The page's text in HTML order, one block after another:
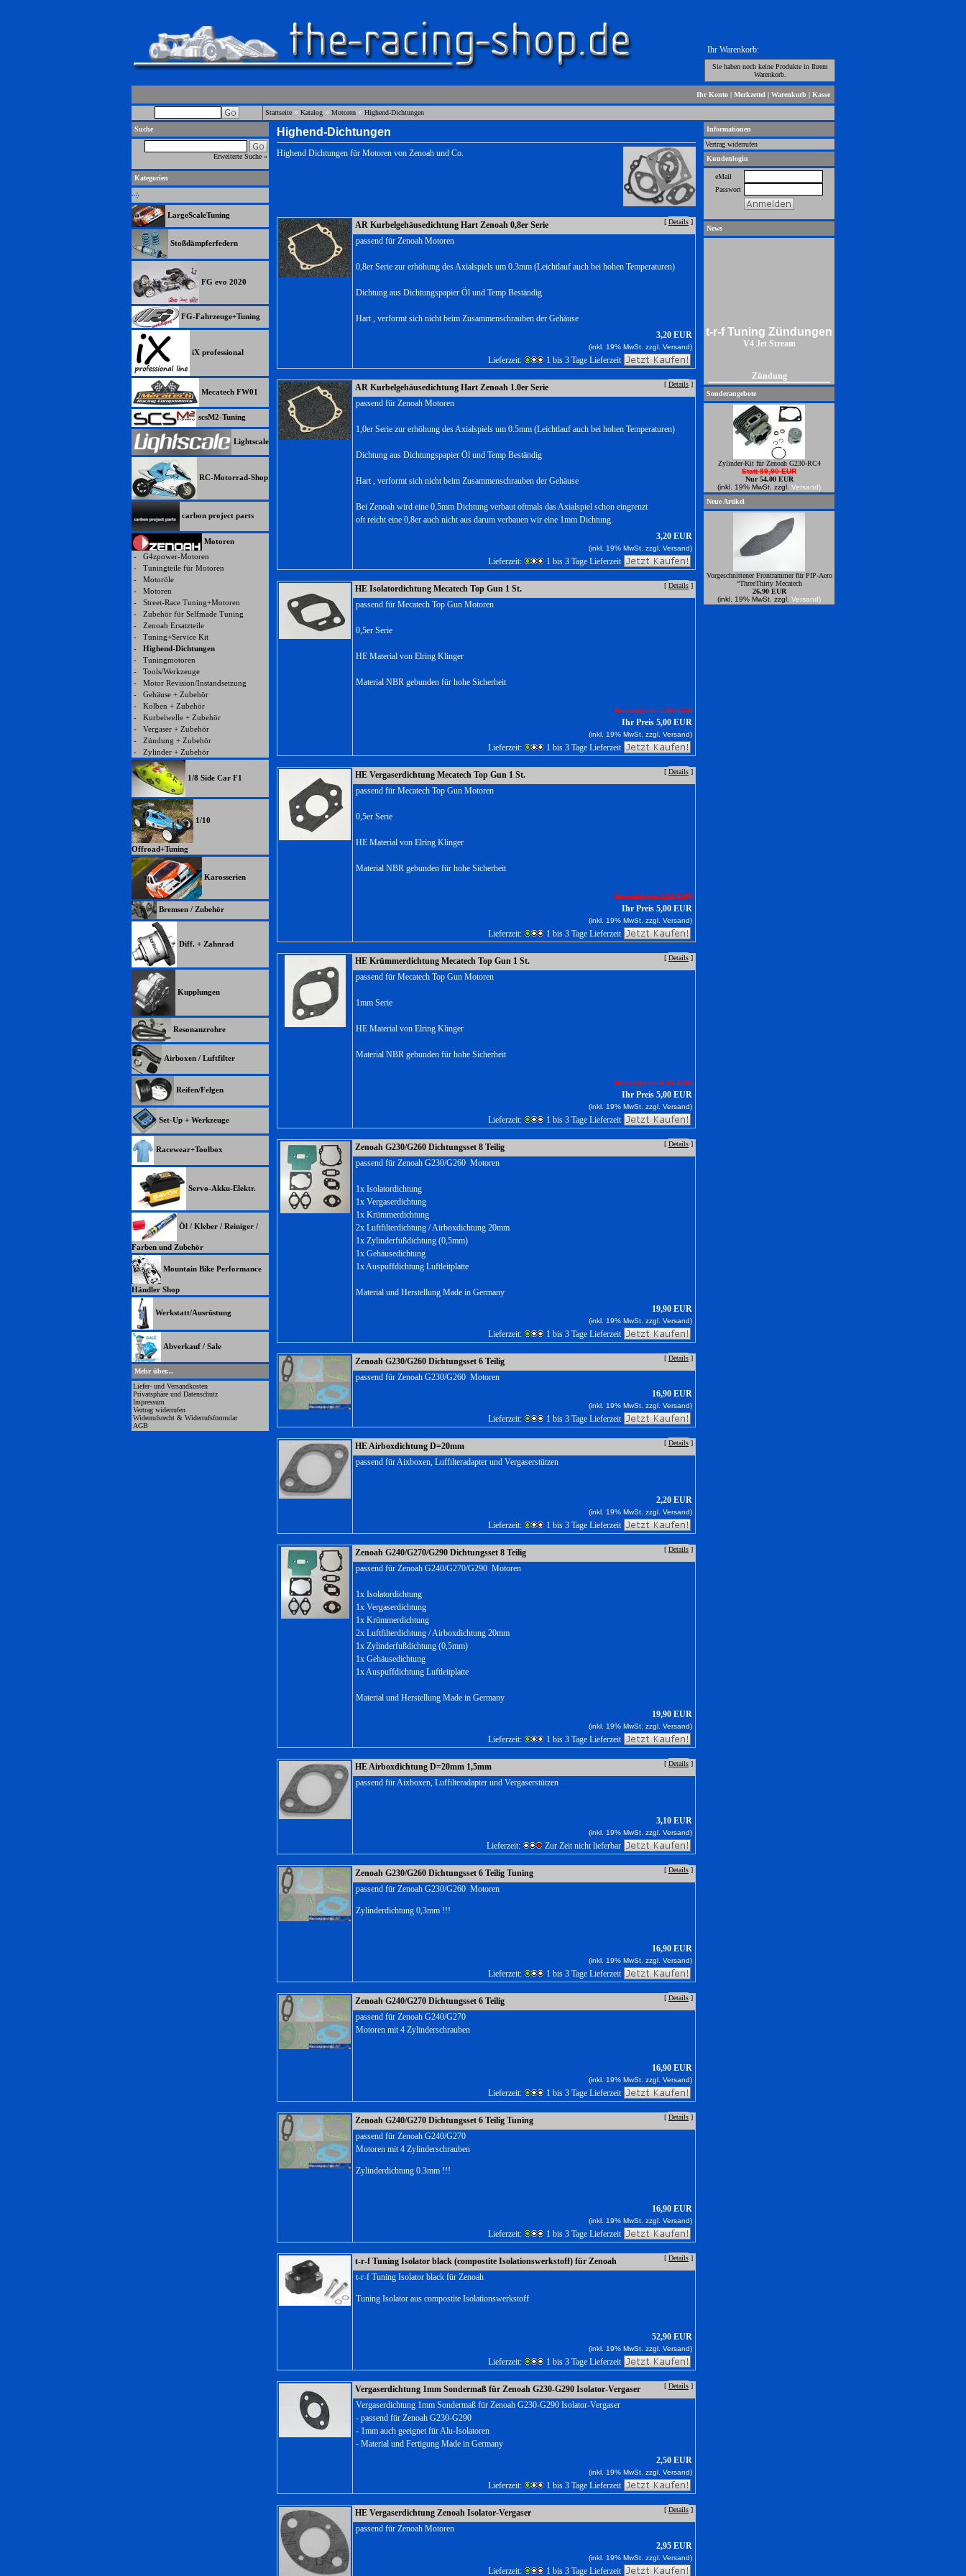
Ihr Warenkorb:
Sie haben noch keine Produkte in Ihrem
Warenkorb.
Ihr Konto | Merkzettel | Warenkorb | Kasse
Startseite » Katalog » Motoren » Highend-Dichtungen
Suche
Erweiterte Suche »
Kategorien
LargeScaleTuning
Stoßdämpferfedern
FG evo 2020
FG-Fahrzeuge+Tuning
iX professional
Mecatech FW01
scsM2-Tuning
Lightscale
RC-Motorrad-Shop
carbon project parts
Motoren
- G4zpower-Motoren
- Tuningteile für Motoren
- Motoröle
- Motoren
- Street-Race Tuning+Motoren
- Zubehör für Selfmade Tuning
- Zenoah Ersatzteile
- Tuning+Service Kit
- Highend-Dichtungen
- Tuningmotoren
- Tools/Werkzeuge
- Motor Revision/Instandsetzung
- Gehäuse + Zubehör
- Kolben + Zubehör
- Kurbelwelle + Zubehör
- Vergaser + Zubehör
- Zündung + Zubehör
- Zylinder + Zubehör
1/8 Side Car F1
1/10
Offroad+Tuning
Karosserien
Bremsen / Zubehör
Diff. + Zahnrad
Kupplungen
Resonanzrohre
Airboxen / Luftfilter
Reifen/Felgen
Set-Up + Werkzeuge
Racewear+Toolbox
Servo-Akku-Elektr.
Öl / Kleber / Reiniger /
Farben und Zubehör
Mountain Bike Performance
Händler Shop
Werkstatt/Ausrüstung
Abverkauf / Sale
Mehr über...
Liefer- und Versandkosten
Privatsphäre und Datenschutz
Impressum
Vertrag widerrufen
Widerrufsrecht & Widerrufsformular
AGB
Highend-Dichtungen
Highend Dichtungen für Motoren von Zenoah und Co.
AR Kurbelgehäusedichtung Hart Zenoah 0,8er Serie [ Details ]
passend für Zenoah Motoren
0,8er Serie zur erhöhung des Axialspiels um 0.3mm (Leichtlauf auch bei hohen Temperaturen)
Dichtung aus Dichtungspapier Öl und Temp Beständig
Hart , verformt sich nicht beim Zusammenschrauben der Gehäuse
3,20 EUR
(inkl. 19% MwSt. zzgl. Versand)
Lieferzeit: 1 bis 3 Tage Lieferzeit
AR Kurbelgehäusedichtung Hart Zenoah 1.0er Serie [ Details ]
passend für Zenoah Motoren
1,0er Serie zur erhöhung des Axialspiels um 0.5mm (Leichtlauf auch bei hohen Temperaturen)
Dichtung aus Dichtungspapier Öl und Temp Beständig
Hart , verformt sich nicht beim Zusammenschrauben der Gehäuse
Bei Zenoah wird eine 0,5mm Dichtung verbaut oftmals das Axialspiel schon eingrenzt
oft reicht eine 0,8er auch nicht aus darum verbauen wir eine 1mm Dichtung.
3,20 EUR
(inkl. 19% MwSt. zzgl. Versand)
Lieferzeit: 1 bis 3 Tage Lieferzeit
HE Isolatordichtung Mecatech Top Gun 1 St. [ Details ]
passend für Mecatech Top Gun Motoren
0,5er Serie
HE Material von Elring Klinger
Material NBR gebunden für hohe Sicherheit
Normalpreis 2,80 EUR
Ihr Preis 5,00 EUR
(inkl. 19% MwSt. zzgl. Versand)
Lieferzeit: 1 bis 3 Tage Lieferzeit
HE Vergaserdichtung Mecatech Top Gun 1 St. [ Details ]
passend für Mecatech Top Gun Motoren
0,5er Serie
HE Material von Elring Klinger
Material NBR gebunden für hohe Sicherheit
Normalpreis 2,80 EUR
Ihr Preis 5,00 EUR
(inkl. 19% MwSt. zzgl. Versand)
Lieferzeit: 1 bis 3 Tage Lieferzeit
HE Krümmerdichtung Mecatech Top Gun 1 St. [ Details ]
passend für Mecatech Top Gun Motoren
1mm Serie
HE Material von Elring Klinger
Material NBR gebunden für hohe Sicherheit
Normalpreis 3,80 EUR
Ihr Preis 5,00 EUR
(inkl. 19% MwSt. zzgl. Versand)
Lieferzeit: 1 bis 3 Tage Lieferzeit
Zenoah G230/G260 Dichtungsset 8 Teilig [ Details ]
passend für Zenoah G230/G260 Motoren
1x Isolatordichtung
1x Vergaserdichtung
1x Krümmerdichtung
2x Luftfilterdichtung / Airboxdichtung 20mm
1x Zylinderfußdichtung (0,5mm)
1x Gehäusedichtung
1x Auspuffdichtung Luftleitplatte
Material und Herstellung Made in Germany
19,90 EUR
(inkl. 19% MwSt. zzgl. Versand)
Lieferzeit: 1 bis 3 Tage Lieferzeit
Zenoah G230/G260 Dichtungsset 6 Teilig [ Details ]
passend für Zenoah G230/G260 Motoren
16,90 EUR
(inkl. 19% MwSt. zzgl. Versand)
Lieferzeit: 1 bis 3 Tage Lieferzeit
HE Airboxdichtung D=20mm [ Details ]
passend für Aixboxen, Luffilteradapter und Vergaserstützen
2,20 EUR
(inkl. 19% MwSt. zzgl. Versand)
Lieferzeit: 1 bis 3 Tage Lieferzeit
Zenoah G240/G270/G290 Dichtungsset 8 Teilig [ Details ]
passend für Zenoah G240/G270/G290 Motoren
1x Isolatordichtung
1x Vergaserdichtung
1x Krümmerdichtung
2x Luftfilterdichtung / Airboxdichtung 20mm
1x Zylinderfußdichtung (0,5mm)
1x Gehäusedichtung
1x Auspuffdichtung Luftleitplatte
Material und Herstellung Made in Germany
19,90 EUR
(inkl. 19% MwSt. zzgl. Versand)
Lieferzeit: 1 bis 3 Tage Lieferzeit
HE Airboxdichtung D=20mm 1,5mm [ Details ]
passend für Aixboxen, Luffilteradapter und Vergaserstützen
3,10 EUR
(inkl. 19% MwSt. zzgl. Versand)
Lieferzeit: Zur Zeit nicht lieferbar
Zenoah G230/G260 Dichtungsset 6 Teilig Tuning [ Details ]
passend für Zenoah G230/G260 Motoren
Zylinderdichtung 0,3mm !!!
16,90 EUR
(inkl. 19% MwSt. zzgl. Versand)
Lieferzeit: 1 bis 3 Tage Lieferzeit
Zenoah G240/G270 Dichtungsset 6 Teilig [ Details ]
passend für Zenoah G240/G270
Motoren mit 4 Zylinderschrauben
16,90 EUR
(inkl. 19% MwSt. zzgl. Versand)
Lieferzeit: 1 bis 3 Tage Lieferzeit
Zenoah G240/G270 Dichtungsset 6 Teilig Tuning [ Details ]
passend für Zenoah G240/G270
Motoren mit 4 Zylinderschrauben
Zylinderdichtung 0.3mm !!!
16,90 EUR
(inkl. 19% MwSt. zzgl. Versand)
Lieferzeit: 1 bis 3 Tage Lieferzeit
t-r-f Tuning Isolator black (compostite Isolationswerkstoff) für Zenoah [ Details ]
t-r-f Tuning Isolator black für Zenoah
Tuning Isolator aus compostite Isolationswerkstoff
52,90 EUR
(inkl. 19% MwSt. zzgl. Versand)
Lieferzeit: 1 bis 3 Tage Lieferzeit
Vergaserdichtung 1mm Sondermaß für Zenoah G230-G290 Isolator-Vergaser [ Details ]
Vergaserdichtung 1mm Sondermaß für Zenoah G230-G290 Isolator-Vergaser
- passend für Zenoah G230-G290
- 1mm auch geeignet für Alu-Isolatoren
- Material und Fertigung Made in Germany
2,50 EUR
(inkl. 19% MwSt. zzgl. Versand)
Lieferzeit: 1 bis 3 Tage Lieferzeit
HE Vergaserdichtung Zenoah Isolator-Vergaser [ Details ]
passend für Zenoah Motoren
2,95 EUR
(inkl. 19% MwSt. zzgl. Versand)
Lieferzeit: 1 bis 3 Tage Lieferzeit
Informationen
Vertrag widerrufen
Kundenlogin
eMail
Passwort
News
V4 Jet Stream
Sonderangebote
Zylinder-Kit für Zenoah G230-RC4
Statt 89,90 EUR
Nur 54,00 EUR
(inkl. 19% MwSt. zzgl. Versand)
Neue Artikel
Vorgeschnittener Frontrammer für PIP-Aero
“ThreeThirty Mecatech
26,90 EUR
(inkl. 19% MwSt. zzgl. Versand)